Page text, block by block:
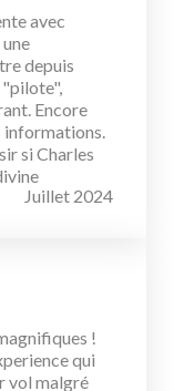
avec
depuis
"pilote",
Encore
informations.
si Charles
Juillet 2024
!
qui
vol malgré